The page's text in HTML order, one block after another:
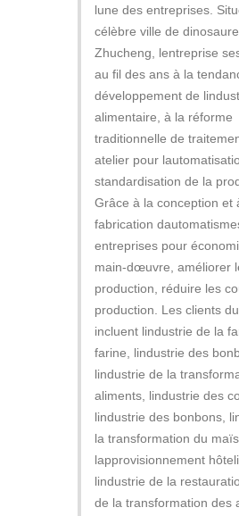
lune des entreprises.
célèbre ville de
Zhucheng, lentreprise
au fil des ans à la
développement de
alimentaire, à la réforme
traditionnelle de
atelier pour
standardisation de la
Grâce à la conception et
fabrication
entreprises pour
main-dœuvre, améliorer
production, réduire les
production. Les clients
incluent lindustrie de la
farine, lindustrie des
lindustrie de la
aliments, lindustrie des
lindustrie des bonbons,
la transformation du
lapprovisionnement
lindustrie de la
de la transformation des